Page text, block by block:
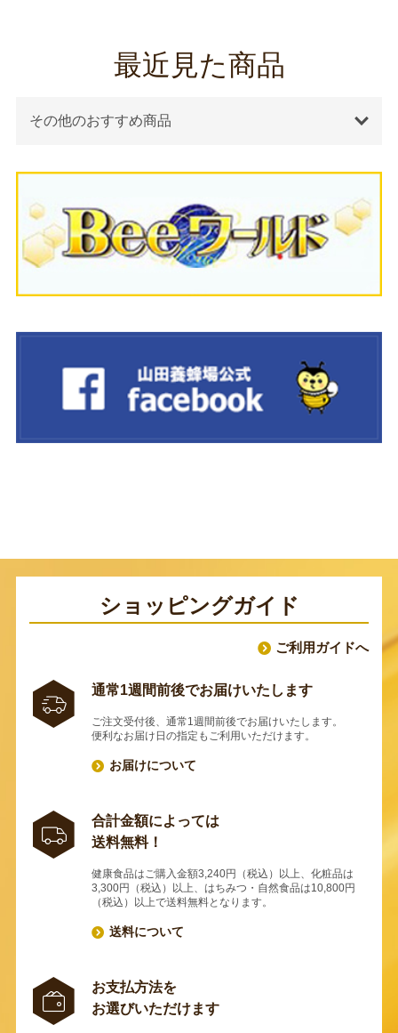
最近見た商品
その他のおすすめ商品
ショッピングガイド
ご利用ガイドへ
通常1週間前後でお届けいたします
ご注文受付後、通常1週間前後でお届けいたします。
便利なお届け日の指定もご利用いただけます。
お届けについて
合計金額によっては
送料無料！
健康食品はご購入金額3,240円（税込）以上、化粧品は
3,300円（税込）以上、はちみつ・自然食品は10,800円
（税込）以上で送料無料となります。
送料について
お支払方法を
お選びいただけます